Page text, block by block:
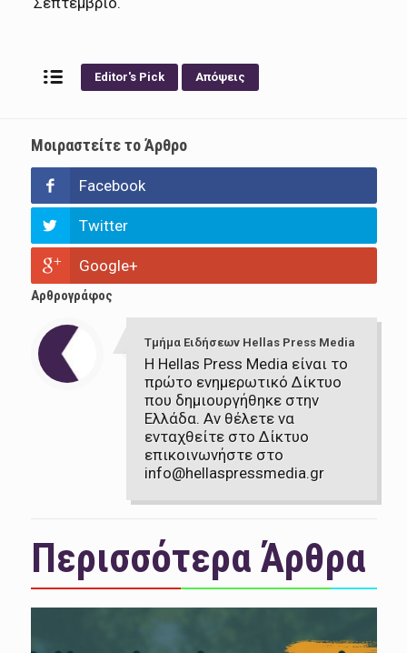
Editor's Pick Απόψεις
Μοιραστείτε το Άρθρο
Facebook
Twitter
Google+
Αρθρογράφος
Τμήμα Ειδήσεων Hellas Press Media
Η Hellas Press Media είναι το
πρώτο ενημερωτικό Δίκτυο
που δημιουργήθηκε στην
Ελλάδα. Αν θέλετε να
ενταχθείτε στο Δίκτυο
επικοινωνήστε στο
info@hellaspressmedia.gr
Περισσότερα Άρθρα